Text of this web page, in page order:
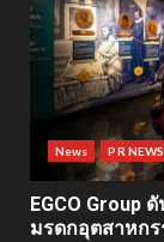
News PR
EGCO Group
มรดกอุตสาหกร